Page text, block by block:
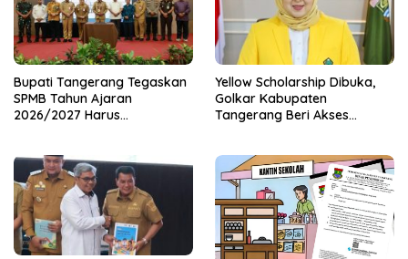
Bupati Tangerang Tegaskan
SPMB Tahun Ajaran
2026/2027 Harus
Yellow Scholarship Dibuka,
Golkar Kabupaten
Tangerang Beri Akses